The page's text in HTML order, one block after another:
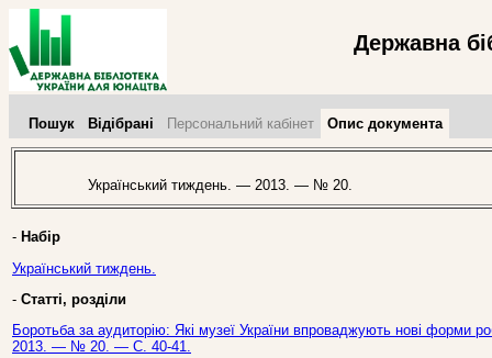
Державна
Пошук Відібрані Персональний кабінет Опис документа
Український тиждень. — 2013. — № 20.
- Набір
Український тиждень.
- Статті, розділи
Боротьба за аудиторію: Які музеї України впроваджують нові форми
2013. — № 20. — С. 40-41.